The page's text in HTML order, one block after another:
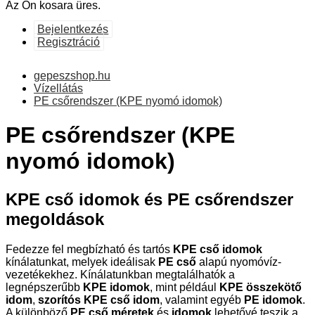
Az Ön kosara üres.
Bejelentkezés
Regisztráció
gepeszshop.hu
Vízellátás
PE csőrendszer (KPE nyomó idomok)
PE csőrendszer (KPE
nyomó idomok)
KPE cső idomok és PE csőrendszer
megoldások
Fedezze fel megbízható és tartós KPE cső idomok
kínálatunkat, melyek ideálisak PE cső alapú nyomóvíz-
vezetékekhez. Kínálatunkban megtalálhatók a
legnépszerűbb KPE idomok, mint például
KPE összekötő
idom, szorítós KPE cső idom, valamint egyéb PE idomok.
A különböző PE cső méretek és idomok lehetővé teszik a